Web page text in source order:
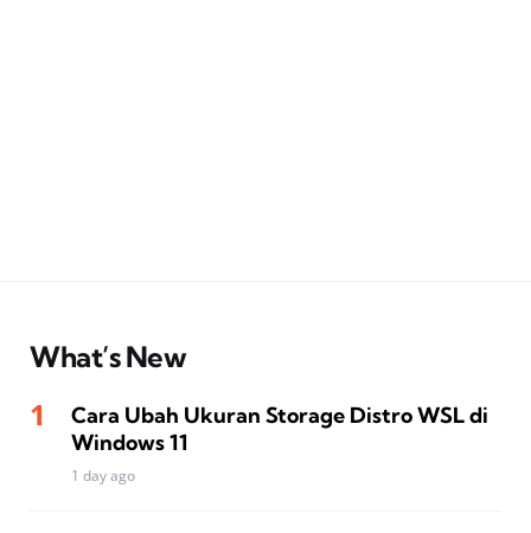
What’s New
Cara Ubah Ukuran Storage Distro WSL di
Windows 11
1 day ago